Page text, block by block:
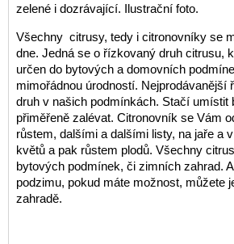
zelené i dozrávající. Ilustrační foto.
Všechny citrusy, tedy i citronovníky se
dne. Jedná se o řízkovaný druh citrusu,
určen do bytových a domovních
mimořádnou úrodností. Nejprodávanější
druh v našich podmínkách. Stačí umístit
přiměřeně zalévat. Citronovník se Vám
růstem, dalšími a dalšími listy, na jaře a
květů a pak růstem plodů. Všechny
bytových podmínek, či zimních zahrad.
podzimu, pokud máte možnost, můžete
zahradě.